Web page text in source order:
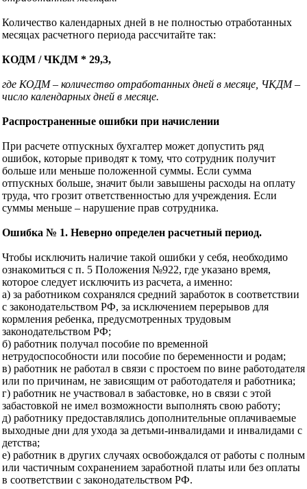
Количество календарных дней в не полностью отработанных
месяцах расчетного периода рассчитайте так:
КОДМ / ЧКДМ * 29,3,
где КОДМ – количество отработанных дней в месяце, ЧКДМ –
число календарных дней в месяце.
Распространенные ошибки при начислении
При расчете отпускных бухгалтер может допустить ряд
ошибок, которые приводят к тому, что сотрудник получит
больше или меньше положенной суммы. Если сумма
отпускных больше, значит были завышены расходы на оплату
труда, что грозит ответственностью для учреждения. Если
суммы меньше – нарушение прав сотрудника.
Ошибка № 1. Неверно определен расчетный период.
Чтобы исключить наличие такой ошибки у себя, необходимо
ознакомиться с п. 5 Положения №922, где указано время,
которое следует исключить из расчета, а именно:
а) за работником сохранялся средний заработок в соответствии
с законодательством РФ, за исключением перерывов для
кормления ребенка, предусмотренных трудовым
законодательством РФ;
б) работник получал пособие по временной
нетрудоспособности или пособие по беременности и родам;
в) работник не работал в связи с простоем по вине работодателя
или по причинам, не зависящим от работодателя и работника;
г) работник не участвовал в забастовке, но в связи с этой
забастовкой не имел возможности выполнять свою работу;
д) работнику предоставлялись дополнительные оплачиваемые
выходные дни для ухода за детьми-инвалидами и инвалидами с
детства;
е) работник в других случаях освобождался от работы с полным
или частичным сохранением заработной платы или без оплаты
в соответствии с законодательством РФ.